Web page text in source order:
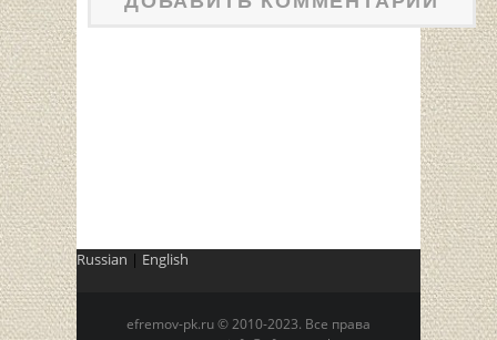
Russian | English
efremov-pk.ru © 2010-2023. Все права